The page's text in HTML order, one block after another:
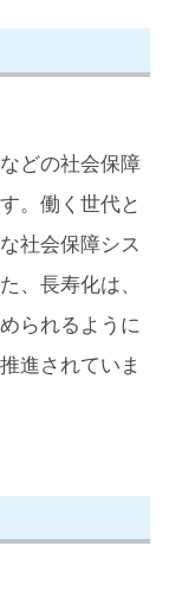
どの社会保障
。働く世代と
社会保障シス
、長寿化は、
られるように
進されていま